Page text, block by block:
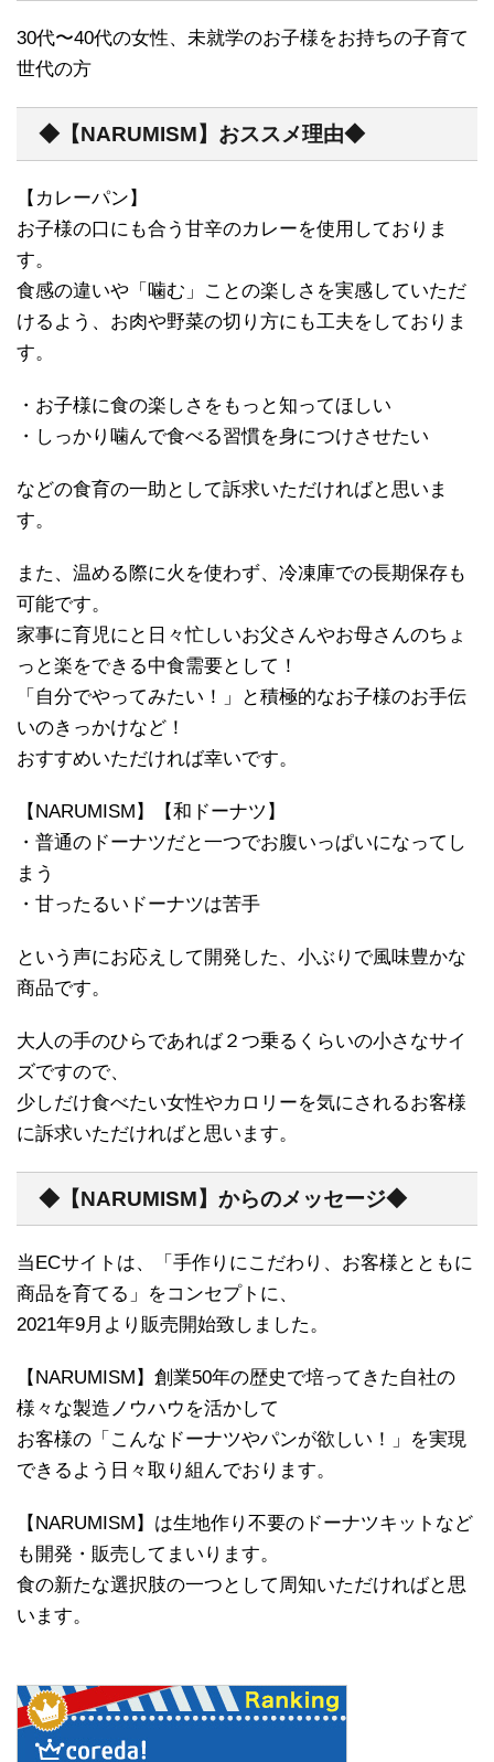
30代〜40代の女性、未就学のお子様をお持ちの子育て
世代の方
◆【NARUMISM】おススメ理由◆
【カレーパン】
お子様の口にも合う甘辛のカレーを使用しておりま
す。
食感の違いや「噛む」ことの楽しさを実感していただ
けるよう、お肉や野菜の切り方にも工夫をしておりま
す。
・お子様に食の楽しさをもっと知ってほしい
・しっかり噛んで食べる習慣を身につけさせたい
などの食育の一助として訴求いただければと思いま
す。
また、温める際に火を使わず、冷凍庫での長期保存も
可能です。
家事に育児にと日々忙しいお父さんやお母さんのちょ
っと楽をできる中食需要として！
「自分でやってみたい！」と積極的なお子様のお手伝
いのきっかけなど！
おすすめいただければ幸いです。
【NARUMISM】【和ドーナツ】
・普通のドーナツだと一つでお腹いっぱいになってし
まう
・甘ったるいドーナツは苦手
という声にお応えして開発した、小ぶりで風味豊かな
商品です。
大人の手のひらであれば２つ乗るくらいの小さなサイ
ズですので、
少しだけ食べたい女性やカロリーを気にされるお客様
に訴求いただければと思います。
◆【NARUMISM】からのメッセージ◆
当ECサイトは、「手作りにこだわり、お客様とともに
商品を育てる」をコンセプトに、
2021年9月より販売開始致しました。
【NARUMISM】創業50年の歴史で培ってきた自社の
様々な製造ノウハウを活かして
お客様の「こんなドーナツやパンが欲しい！」を実現
できるよう日々取り組んでおります。
【NARUMISM】は生地作り不要のドーナツキットなど
も開発・販売してまいります。
食の新たな選択肢の一つとして周知いただければと思
います。